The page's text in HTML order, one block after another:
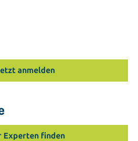
anmelden
Experten finden